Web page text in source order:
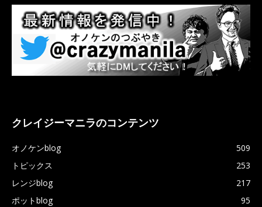
クレイジーマニラのコンテンツ
オノケンblog
509
トピックス
253
レンジblog
217
ポットblog
95